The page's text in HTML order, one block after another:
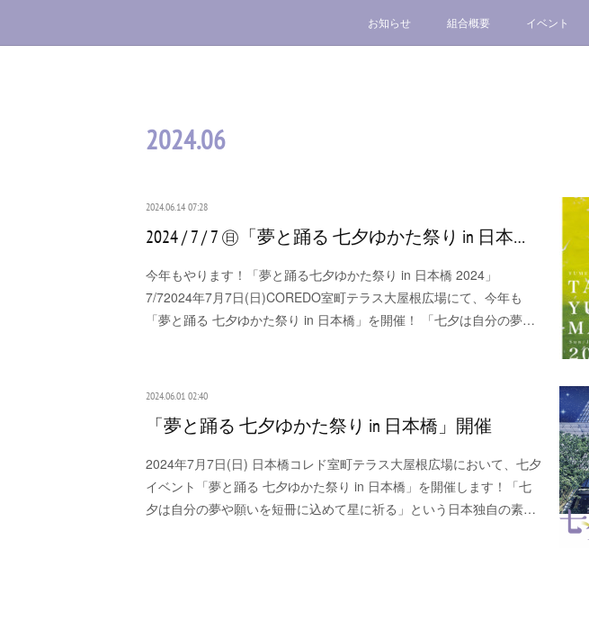
お知らせ 組合概要 イベント
2024.06
2024.06.14 07:28
2024 / 7 / 7 ㊐「夢と踊る 七夕ゆかた祭り in 日本…
今年もやります！「夢と踊る七夕ゆかた祭り in 日本橋 2024」
7/72024年7月7日(日)COREDO室町テラス大屋根広場にて、今年も
「夢と踊る 七夕ゆかた祭り in 日本橋」を開催！ 「七夕は自分の夢…
2024.06.01 02:40
「夢と踊る 七夕ゆかた祭り in 日本橋」開催
2024年7月7日(日) 日本橋コレド室町テラス大屋根広場において、七夕
イベント「夢と踊る 七夕ゆかた祭り in 日本橋」を開催します！「七
夕は自分の夢や願いを短冊に込めて星に祈る」という日本独自の素…